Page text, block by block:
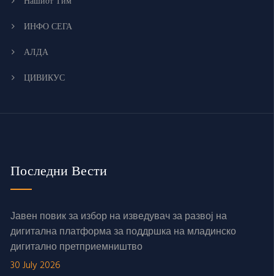
ИНФО СЕГА
АЛДА
ЦИВИКУС
Последни Вести
Јавен повик за избор на изведувач за развој на
дигитална платформа за поддршка на младинско
дигитално претприемништво
30 July 2026